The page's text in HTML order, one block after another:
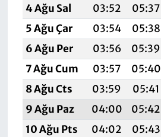
4 Ağu Sal
03:52 05:37
5 Ağu Çar
03:54 05:38
6 Ağu Per
03:56 05:39
7 Ağu Cum
03:57 05:40
8 Ağu Cts
03:59 05:41
9 Ağu Paz
04:00 05:42
10 Ağu Pts
04:02 05:43